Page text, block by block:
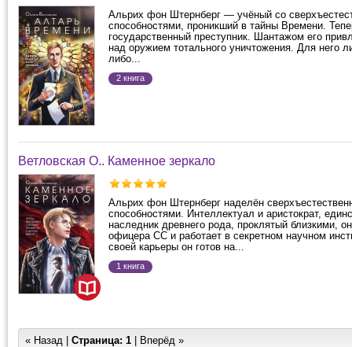
Альрих фон Штернберг — учёный со
способностями, проникший в тайны Времени.
государственный преступник. Шантажом его
над оружием тотального уничтожения. Для него
либо...
2 книга
Ветловская О.. Каменное зеркало
Альрих фон Штернберг наделён
способностями. Интеллектуал и аристократ,
наследник древнего рода, проклятый близкими,
офицера СС и работает в секретном научном
своей карьеры он готов на...
1 книга
« Назад | Страница: 1 | Вперёд »